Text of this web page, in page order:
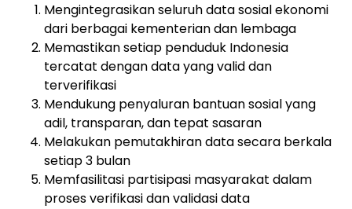
Mengintegrasikan seluruh data sosial ekonomi
dari berbagai kementerian dan lembaga
Memastikan setiap penduduk Indonesia
tercatat dengan data yang valid dan
terverifikasi
Mendukung penyaluran bantuan sosial yang
adil, transparan, dan tepat sasaran
Melakukan pemutakhiran data secara berkala
setiap 3 bulan
Memfasilitasi partisipasi masyarakat dalam
proses verifikasi dan validasi data